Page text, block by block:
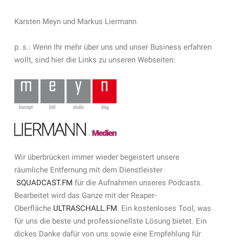
Karsten Meyn und Markus Liermann
p. s.: Wenn Ihr mehr über uns und unser Business erfahren
wollt, sind hier die Links zu unseren Webseiten:
Wir überbrücken immer wieder begeistert unsere
räumliche Entfernung mit dem Dienstleister
SQUADCAST.FM für die Aufnahmen unseres Podcasts.
Bearbeitet wird das Ganze mit der Reaper-
Oberfläche ULTRASCHALL.FM. Ein kostenloses Tool, was
für uns die beste und professionellste Lösung bietet. Ein
dickes Danke dafür von uns sowie eine Empfehlung für